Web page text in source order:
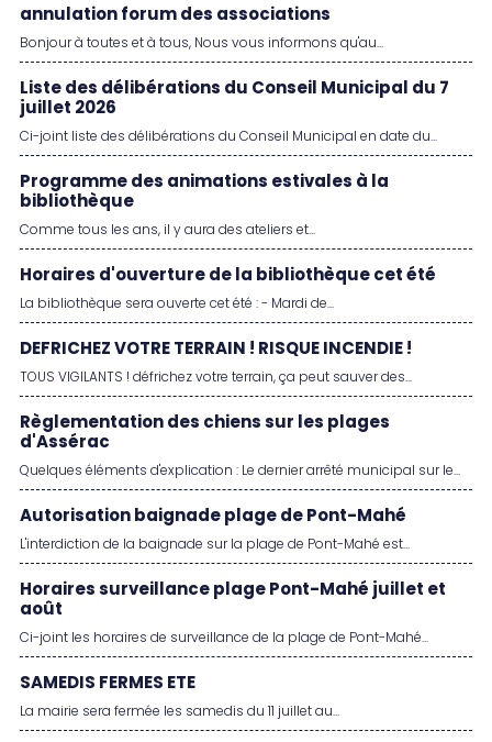
annulation forum des associations
Bonjour à toutes et à tous, Nous vous informons qu'au...
Liste des délibérations du Conseil Municipal du 7
juillet 2026
Ci-joint liste des délibérations du Conseil Municipal en date du...
Programme des animations estivales à la
bibliothèque
Comme tous les ans, il y aura des ateliers et...
Horaires d'ouverture de la bibliothèque cet été
La bibliothèque sera ouverte cet été : - Mardi de...
DEFRICHEZ VOTRE TERRAIN ! RISQUE INCENDIE !
TOUS VIGILANTS ! défrichez votre terrain, ça peut sauver des...
Règlementation des chiens sur les plages
d'Assérac
Quelques éléments d'explication : Le dernier arrêté municipal sur le...
Autorisation baignade plage de Pont-Mahé
L'interdiction de la baignade sur la plage de Pont-Mahé est...
Horaires surveillance plage Pont-Mahé juillet et
août
Ci-joint les horaires de surveillance de la plage de Pont-Mahé...
SAMEDIS FERMES ETE
La mairie sera fermée les samedis du 11 juillet au...